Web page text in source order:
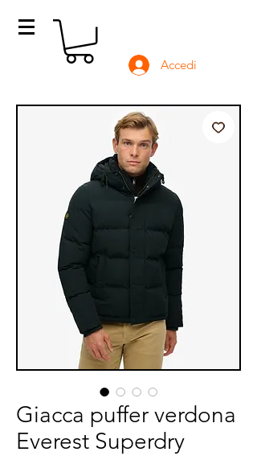
Accedi
Giacca puffer verdona
Everest Superdry